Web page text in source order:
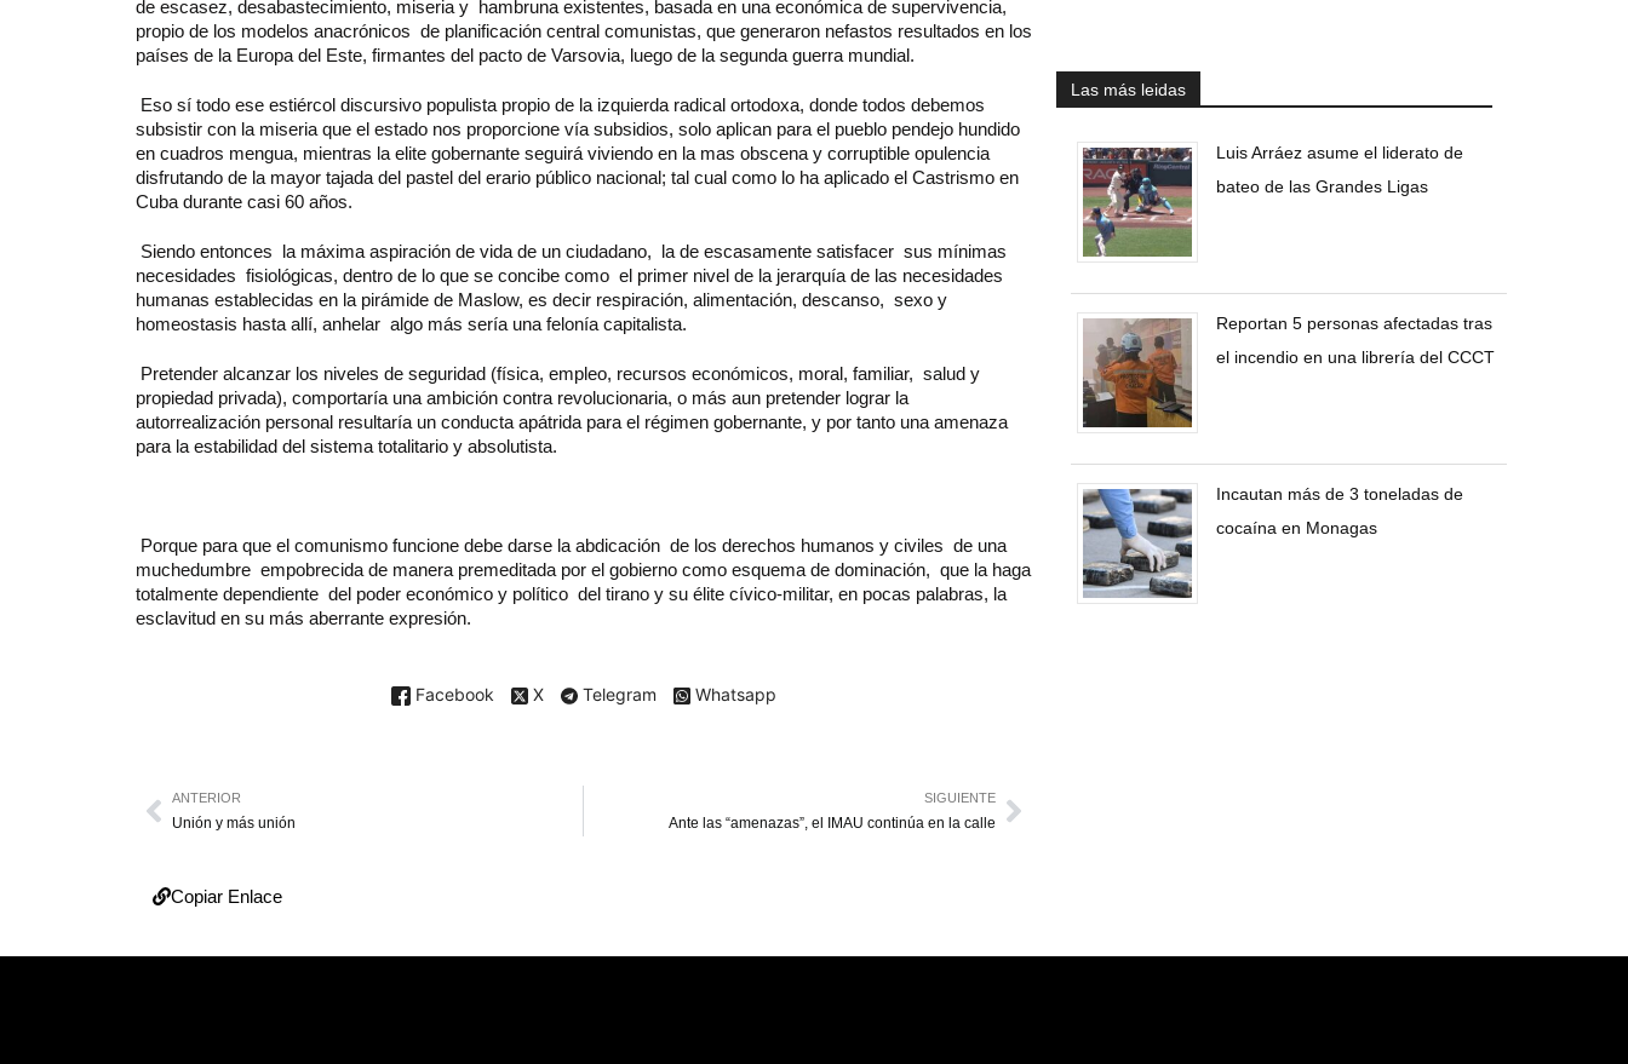
de escasez, desabastecimiento, miseria y hambruna existentes, basada en una económica de supervivencia,
propio de los modelos anacrónicos de planificación central comunistas, que generaron nefastos resultados en los
países de la Europa del Este, firmantes del pacto de Varsovia, luego de la segunda guerra mundial.
Eso sí todo ese estiércol discursivo populista propio de la izquierda radical ortodoxa, donde todos debemos
subsistir con la miseria que el estado nos proporcione vía subsidios, solo aplican para el pueblo pendejo hundido
en cuadros mengua, mientras la elite gobernante seguirá viviendo en la mas obscena y corruptible opulencia
disfrutando de la mayor tajada del pastel del erario público nacional; tal cual como lo ha aplicado el Castrismo en
Cuba durante casi 60 años.
Siendo entonces la máxima aspiración de vida de un ciudadano, la de escasamente satisfacer sus mínimas
necesidades fisiológicas, dentro de lo que se concibe como el primer nivel de la jerarquía de las necesidades
humanas establecidas en la pirámide de Maslow, es decir respiración, alimentación, descanso, sexo y
homeostasis hasta allí, anhelar algo más sería una felonía capitalista.
Pretender alcanzar los niveles de seguridad (física, empleo, recursos económicos, moral, familiar, salud y
propiedad privada), comportaría una ambición contra revolucionaria, o más aun pretender lograr la
autorrealización personal resultaría un conducta apátrida para el régimen gobernante, y por tanto una amenaza
para la estabilidad del sistema totalitario y absolutista.
Porque para que el comunismo funcione debe darse la abdicación de los derechos humanos y civiles de una
muchedumbre empobrecida de manera premeditada por el gobierno como esquema de dominación, que la haga
totalmente dependiente del poder económico y político del tirano y su élite cívico-militar, en pocas palabras, la
esclavitud en su más aberrante expresión.
Facebook X Telegram Whatsapp
Las más leidas
Luis Arráez asume el liderato de
bateo de las Grandes Ligas
Reportan 5 personas afectadas tras
el incendio en una librería del CCCT
Incautan más de 3 toneladas de
cocaína en Monagas
ANTERIOR
Unión y más unión
SIGUIENTE
Ante las “amenazas”, el IMAU continúa en la calle
Copiar Enlace